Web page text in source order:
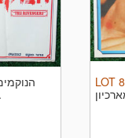
LOT